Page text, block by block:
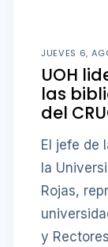
JUEVES 6,
UOH
las
del
El jefe de
la
Rojas,
y